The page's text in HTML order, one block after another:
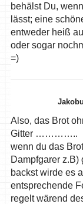
behälst Du,
lässt; eine
entweder heiß
oder sogar
=)
Also, das Brot
Gitter …………..
wenn du das
Dampfgarer
backst wirde es
entsprechende
regelt wärend